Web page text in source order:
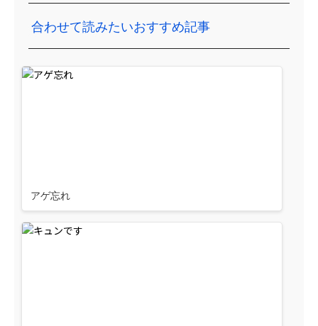
合わせて読みたいおすすめ記事
アゲ忘れ